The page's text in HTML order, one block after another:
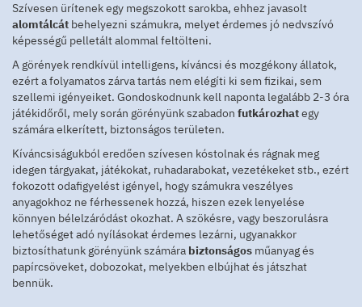
Szívesen ürítenek egy megszokott sarokba, ehhez javasolt
alomtálcát behelyezni számukra, melyet érdemes jó nedvszívó
képességű pelletált alommal feltölteni.
A görények rendkívül intelligens, kíváncsi és mozgékony állatok,
ezért a folyamatos zárva tartás nem elégíti ki sem fizikai, sem
szellemi igényeiket. Gondoskodnunk kell naponta legalább 2-3 óra
játékidőről, mely során görényünk szabadon futkározhategy
számára elkerített, biztonságos területen.
Kíváncsiságukból eredően szívesen kóstolnak és rágnak meg
idegen tárgyakat, játékokat, ruhadarabokat, vezetékeket stb., ezért
fokozott odafigyelést igényel, hogy számukra veszélyes
anyagokhoz ne férhessenek hozzá, hiszen ezek lenyelése
könnyen bélelzáródást okozhat. A szökésre, vagy beszorulásra
lehetőséget adó nyílásokat érdemes lezárni, ugyanakkor
biztosíthatunk görényünk számára biztonságos műanyag és
papírcsöveket, dobozokat, melyekben elbújhat és játszhat
bennük.